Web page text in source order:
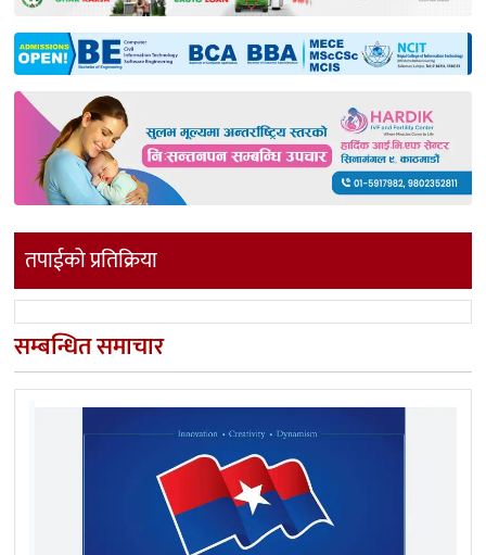
तपाईको प्रतिक्रिया
सम्बन्धित समाचार